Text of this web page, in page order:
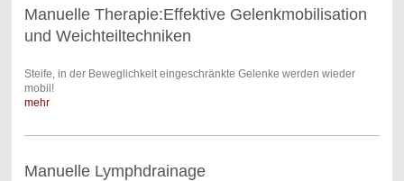
Manuelle Therapie:Effektive Gelenkmobilisation
und Weichteiltechniken
Steife, in der Beweglichkeit eingeschränkte Gelenke werden wieder
mobil!
mehr
Manuelle Lymphdrainage